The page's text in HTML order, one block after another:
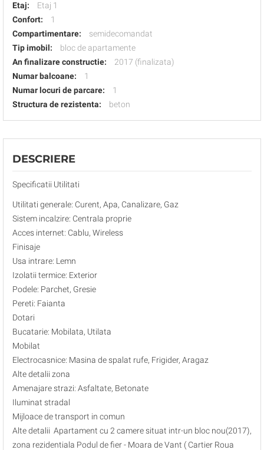
Etaj:
Etaj 1
Confort:
1
Compartimentare:
semidecomandat
Tip imobil:
bloc de apartamente
An finalizare constructie:
2017 (finalizata)
Numar balcoane:
1
Numar locuri de parcare:
1
Structura de rezistenta:
beton
DESCRIERE
Specificatii Utilitati
Utilitati generale: Curent, Apa, Canalizare, Gaz
Sistem incalzire: Centrala proprie
Acces internet: Cablu, Wireless
Finisaje
Usa intrare: Lemn
Izolatii termice: Exterior
Podele: Parchet, Gresie
Pereti: Faianta
Dotari
Bucatarie: Mobilata, Utilata
Mobilat
Electrocasnice: Masina de spalat rufe, Frigider, Aragaz
Alte detalii zona
Amenajare strazi: Asfaltate, Betonate
Iluminat stradal
Mijloace de transport in comun
Alte detalii Apartament cu 2 camere situat intr-un bloc nou(2017),
zona rezidentiala Podul de fier - Moara de Vant ( Cartier Roua